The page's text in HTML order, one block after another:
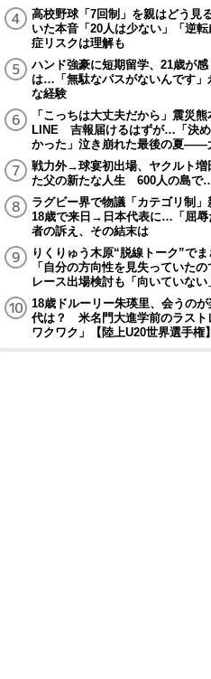
高校野球「7回制」を親はどう
いた本音「20人は少ない」「逆
症リスクは理解も
ハンド強豪に短期留学、21歳が感
は…「無駄なパスがないんです」
な経験
「こっちは大丈夫だから」震災
LINE 吉報届けるはずが…「決め
かった」泣き崩れた最後の夏――
戦力外→球宴初出場、ヤクルト増
た父の新たな人生 600人の島で…
ラグビー界で物議「カテゴリ制
18歳で来日→日本代表に…「屈辱
者の訴え、その結末は
りくりゅう木原“脱線トーク”で
「自分の方向性を見失っていた
レース出場検討も「向いていない
18歳ドルーリー朱瑛里、会うの
代は？ 米名門大進学前のラスト
ワクワク」【陸上U20世界選手権】